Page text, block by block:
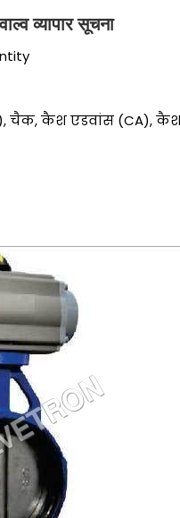
व्यापार सूचना
चैक, कैश एडवांस (CA), कैश